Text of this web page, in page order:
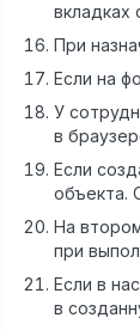
вкладках
При
Если на
У
в
Если
объекта.
На
при
Если в
в